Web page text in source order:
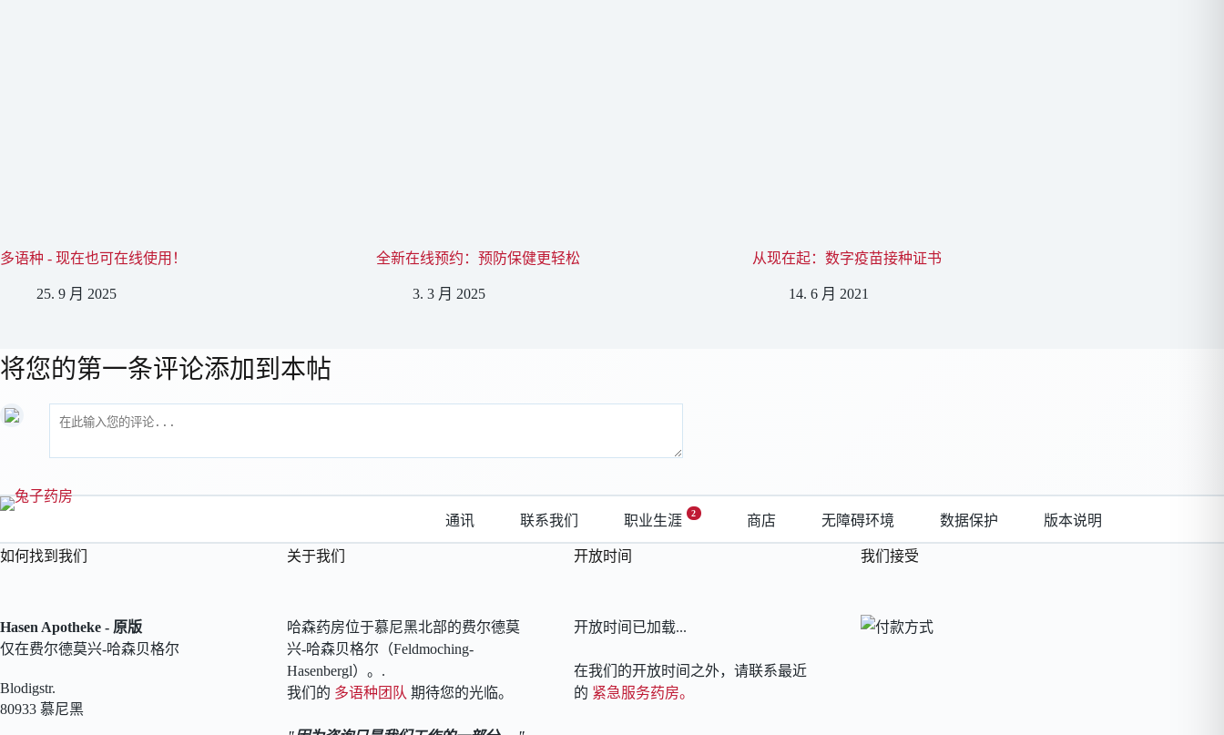
多语种 - 现在也可在线使用！
25. 9 月 2025
全新在线预约：预防保健更轻松
3. 3 月 2025
从现在起：数字疫苗接种证书
14. 6 月 2021
将您的第一条评论添加到本帖
通讯 联系我们 职业生涯 2 商店 无障碍环境 数据保护 版本说明
如何找到我们
Hasen Apotheke - 原版
仅在费尔德莫兴-哈森贝格尔
Blodigstr.
80933 慕尼黑
关于我们
哈森药房位于慕尼黑北部的费尔德莫
兴-哈森贝格尔（Feldmoching-
Hasenbergl）。.
我们的 多语种团队 期待您的光临。
开放时间
开放时间已加载...
在我们的开放时间之外，请联系最近
的 紧急服务药房。
我们接受